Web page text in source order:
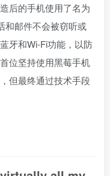
后的手机使用了名为
和邮件不会被窃听或
牙和Wi-Fi功能，以防
位坚持使用黑莓手机
但最终通过技术手段